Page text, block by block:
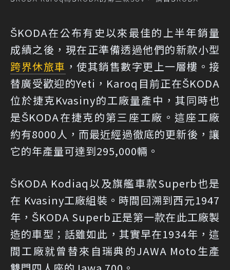
ŠKODA在公布有史以來最佳的上半年銷量
成績之後，現在正準備透過他們的新款小型
跨界休旅車 ，使其銷售數字更上一層樓。接
替廣受歡迎的Yeti，Karoq目前正在ŠKODA
位於捷克Kvasiny的工廠量產中，其同時也
是ŠKODA在捷克的第三座工廠。這座工廠
約有8000人，而最近經過徹底的更新後，讓
它的年產量可達到295,000輛。
ŠKODA Kodiaq以及旗艦車款Superb也是
在 Kvasiny工廠組裝。時間回溯到西元1947
年，ŠKODA Superb正是第一款在此工廠製
造的車型；話雖如此，其實早在1934年，這
間工廠就曾替來自瑞典的JAWA Moto生產